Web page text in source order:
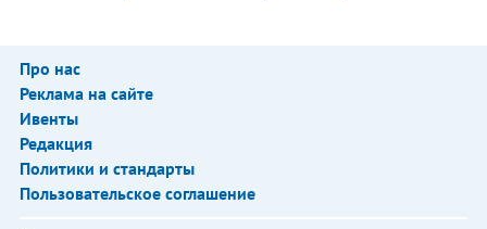
Про нас
Реклама на сайте
Ивенты
Редакция
Политики и стандарты
Пользовательское соглашение